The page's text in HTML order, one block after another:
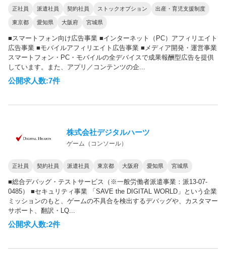
正社員 派遣社員 契約社員 ストックオプション 出産・育児支援制度
東京都 愛知県 大阪府 宮城県
■スマートフォン向け広告事業 ■インターネット（PC）アフィリエイト
広告事業 ■モバイルアフィリエイト広告事業 ■メディア開発・運営事業
スマートフォン・PC・モバイルの全デバイスで成果報酬型広告を提供
しています。また、アプリ／コンテンツの企...
公開求人数:7件
株式会社デジタルハーツ
ゲーム（コンソール）
正社員 契約社員 派遣社員 東京都 大阪府 愛知県 宮城県
■総合デバッグ・テストサービス（※一般労働者派遣事業：派13-07-
0485） ■セキュリティ事業 「SAVE the DIGITAL WORLD」という企業
ミッションのもと、ゲームの不具合を検出するデバッグや、カスタマー
サポート、翻訳・LQ...
公開求人数:2件